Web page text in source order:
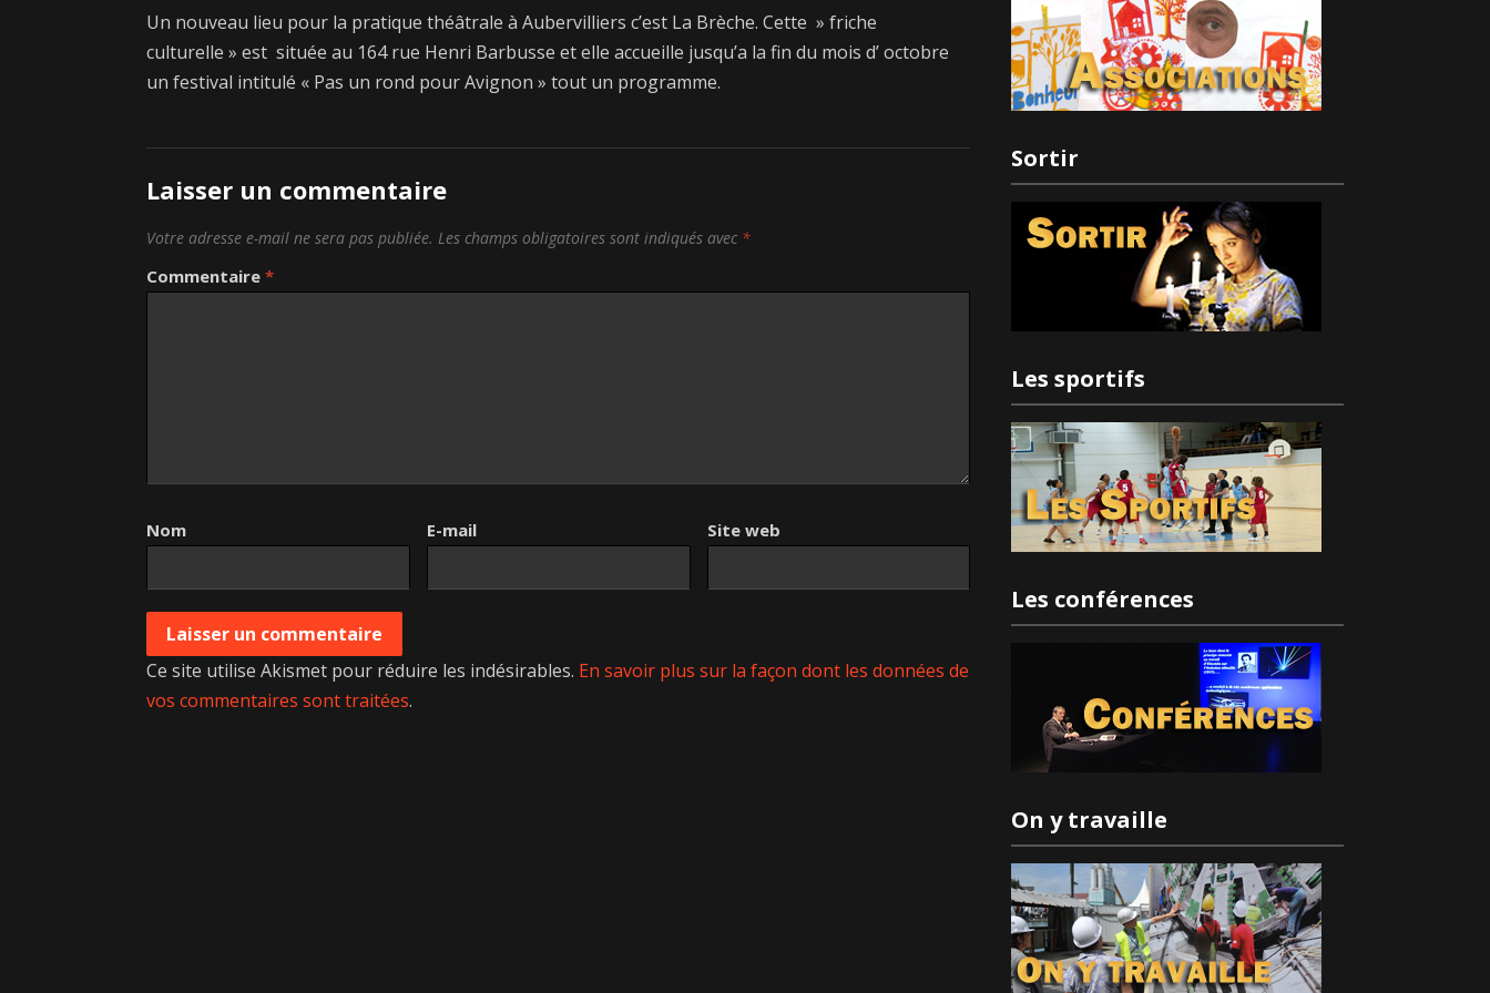
Un nouveau lieu pour la pratique théâtrale à Aubervilliers c’est La Brèche. Cette » friche
culturelle » est située au 164 rue Henri Barbusse et elle accueille jusqu’a la fin du mois d’ octobre
un festival intitulé « Pas un rond pour Avignon » tout un programme.
Laisser un commentaire
Votre adresse e-mail ne sera pas publiée. Les champs obligatoires sont indiqués avec *
Commentaire *
Nom E-mail Site web
Ce site utilise Akismet pour réduire les indésirables. En savoir plus sur la façon dont les données de
vos commentaires sont traitées.
Sortir
Les sportifs
Les conférences
On y travaille